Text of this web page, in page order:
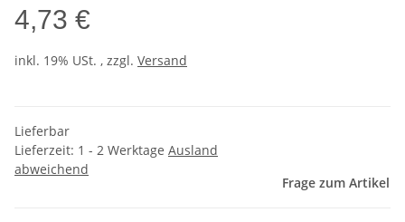
4,73 €
inkl. 19% USt. , zzgl. Versand
Lieferbar
Lieferzeit: 1 - 2 Werktage Ausland
abweichend
Frage zum Artikel